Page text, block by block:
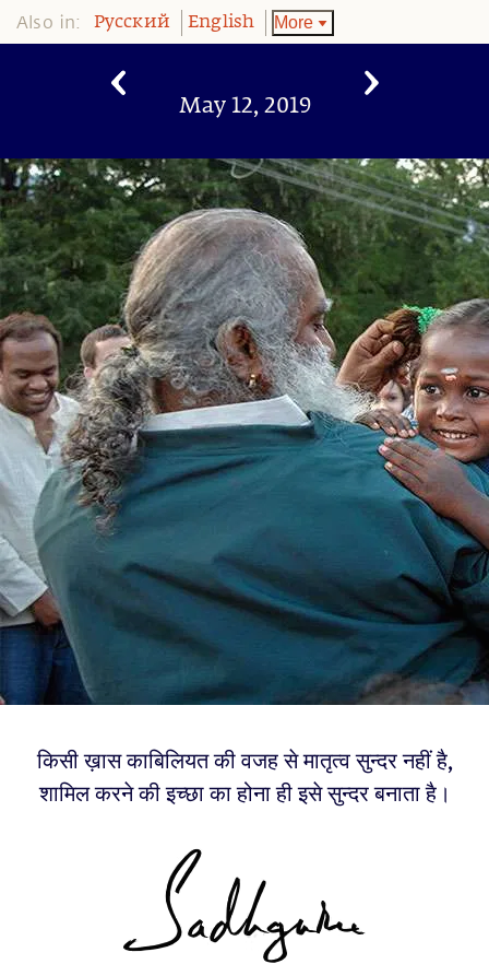
Also in: Pусский English More
May 12, 2019
किसी ख़ास काबिलियत की वजह से मातृत्व सुन्दर नहीं है,
शामिल करने की इच्छा का होना ही इसे सुन्दर बनाता है।